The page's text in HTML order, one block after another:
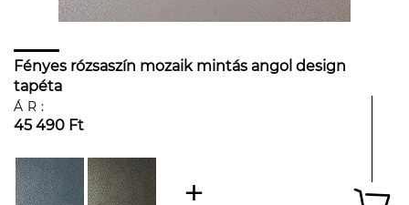
Fényes rózsaszín mozaik mintás angol design
tapéta
ÁR:
45 490 Ft